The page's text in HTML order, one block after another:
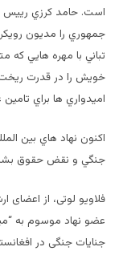
است. حامد كرزي رييس
جمهوري را مديون
تباني با مهره هايي
خويش را در قدرت ريخت
اميدواري ها براي
اكنون نهاد هاي بين
جنگي و نقض حقوق بشر
فلاویو لوتی، از
عضو نهاد موسوم به
جنایات جنگی در